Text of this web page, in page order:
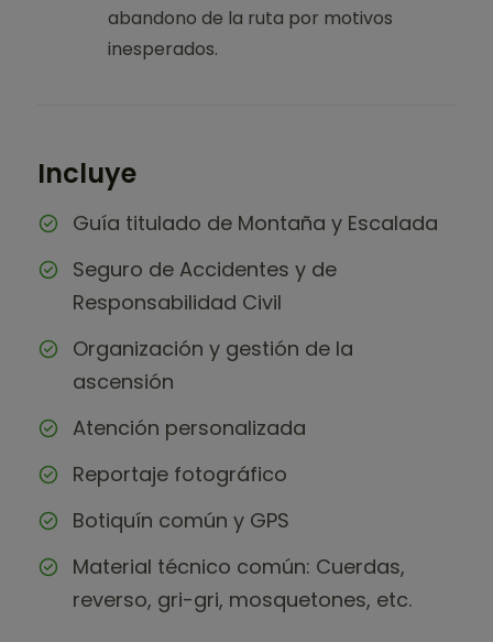
abandono de la ruta por motivos
inesperados.
Incluye
Guía titulado de Montaña y Escalada
Seguro de Accidentes y de
Responsabilidad Civil
Organización y gestión de la
ascensión
Atención personalizada
Reportaje fotográfico
Botiquín común y GPS
Material técnico común: Cuerdas,
reverso, gri-gri, mosquetones, etc.